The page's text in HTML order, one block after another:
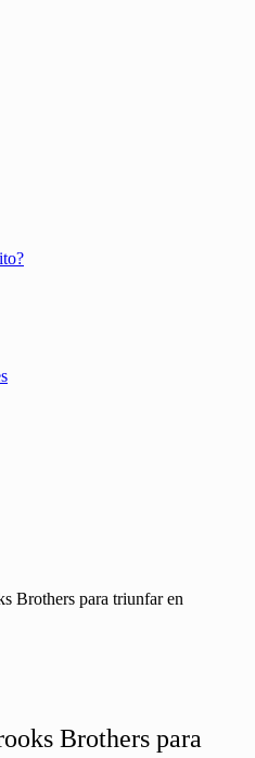
Brothers para triunfar en
Brothers para